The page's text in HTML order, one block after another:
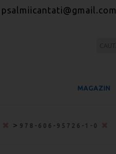
psalmiicantati@gmail.com
MAGAZIN
> 978-606-95726-1-0